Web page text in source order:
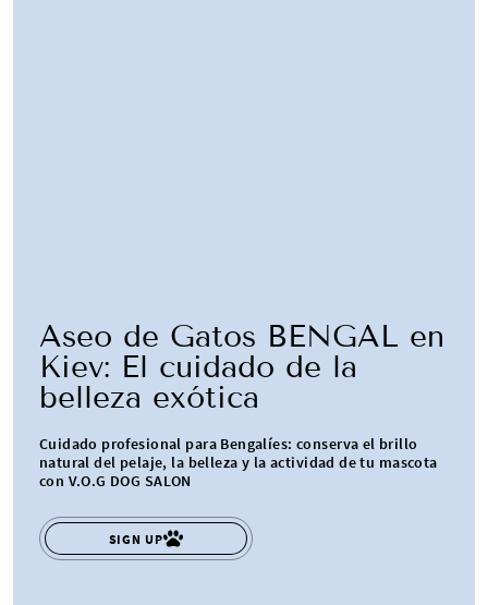
Aseo de Gatos BENGAL en
Kiev: El cuidado de la
belleza exótica
Cuidado profesional para Bengalíes: conserva el brillo
natural del pelaje, la belleza y la actividad de tu mascota
con V.O.G DOG SALON
SIGN UP